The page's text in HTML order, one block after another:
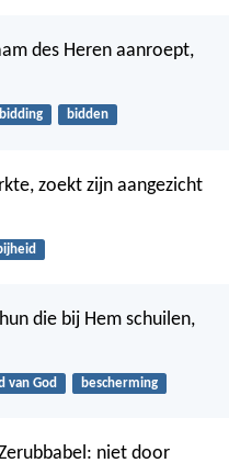
des Heren aanroept,
bidden
zoekt zijn aangezicht
hun die bij Hem schuilen,
van God bescherming
niet door